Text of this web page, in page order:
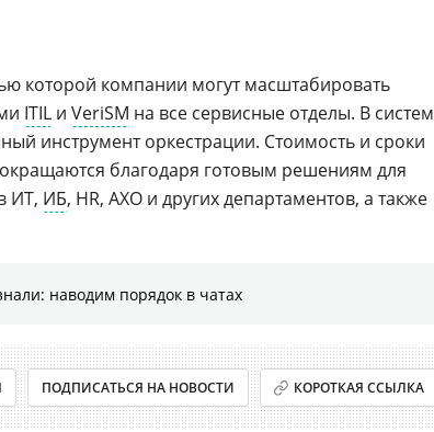
которой компании могут масштабировать
ITIL и VeriSM на все сервисные отделы. В
инструмент оркестрации. Стоимость и сроки
благодаря готовым решениям для
ИТ, ИБ, HR, АХО и других департаментов, а также
наводим порядок в чатах
ПОДПИСАТЬСЯ НА НОВОСТИ КОРОТКАЯ ССЫЛКА